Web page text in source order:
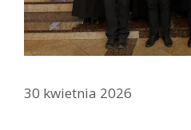
30 kwietnia 2026